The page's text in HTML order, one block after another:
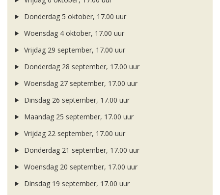
Donderdag 5 oktober, 17.00 uur
Woensdag 4 oktober, 17.00 uur
Vrijdag 29 september, 17.00 uur
Donderdag 28 september, 17.00 uur
Woensdag 27 september, 17.00 uur
Dinsdag 26 september, 17.00 uur
Maandag 25 september, 17.00 uur
Vrijdag 22 september, 17.00 uur
Donderdag 21 september, 17.00 uur
Woensdag 20 september, 17.00 uur
Dinsdag 19 september, 17.00 uur